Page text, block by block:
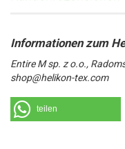
Entire M sp. z o.o.,
shop@helikon-tex.com
teilen